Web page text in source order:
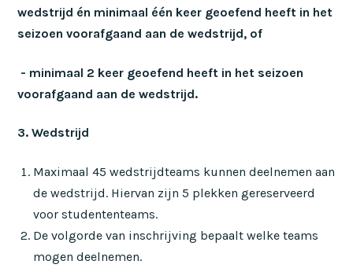
wedstrijd én minimaal één keer geoefend heeft in het
seizoen voorafgaand aan de wedstrijd, of
- minimaal 2 keer geoefend heeft in het seizoen
voorafgaand aan de wedstrijd.
3. Wedstrijd
Maximaal 45 wedstrijdteams kunnen deelnemen aan
de wedstrijd. Hiervan zijn 5 plekken gereserveerd
voor studententeams.
De volgorde van inschrijving bepaalt welke teams
mogen deelnemen.